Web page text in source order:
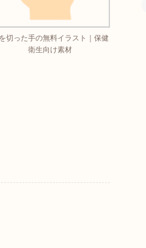
切った手の無料イラスト｜保健
衛生向け素材